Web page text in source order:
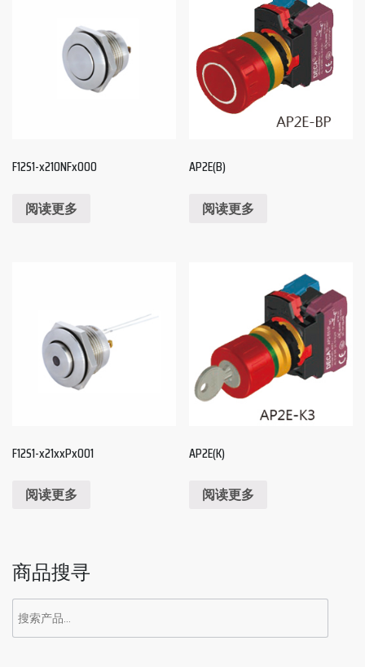
F12S1-x210NFx000
阅读更多
AP2E(B)
阅读更多
F12S1-x21xxPx001
阅读更多
AP2E(K)
阅读更多
商品搜寻